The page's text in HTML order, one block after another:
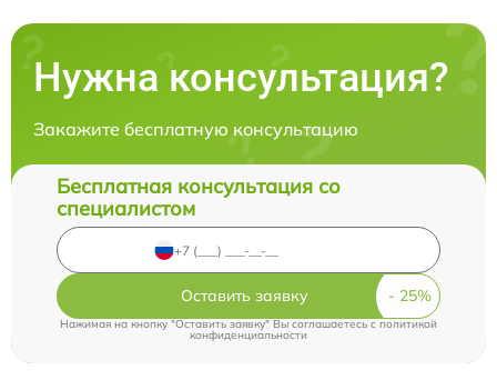
Нужна консультация?
Закажите бесплатную консультацию
Бесплатная консультация со
специалистом
Оставить заявку
Нажимая на кнопку "Оставить заявку" Вы соглашаетесь cполитикой
конфиденциальности